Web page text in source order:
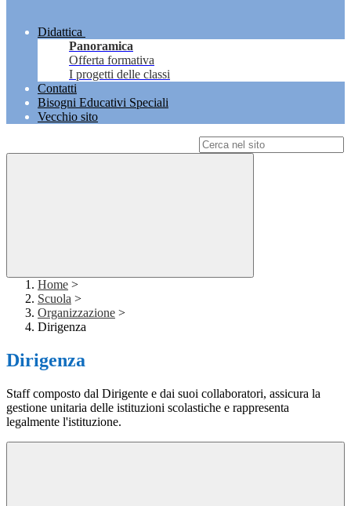
Didattica
Panoramica
Offerta formativa
I progetti delle classi
Contatti
Bisogni Educativi Speciali
Vecchio sito
Home >
Scuola >
Organizzazione >
Dirigenza
Dirigenza
Staff composto dal Dirigente e dai suoi collaboratori, assicura la
gestione unitaria delle istituzioni scolastiche e rappresenta
legalmente l'istituzione.